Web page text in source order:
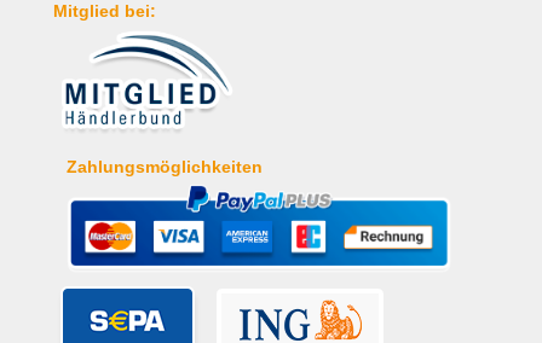
Mitglied bei:
Zahlungsmöglichkeiten